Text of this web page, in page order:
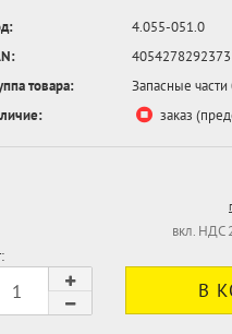
4.055-051.0
4054278292373
товара:
Запасные
заказ
вкл. НДС